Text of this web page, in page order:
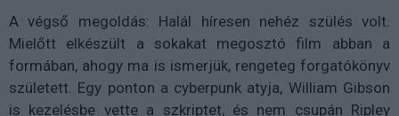
A végső megoldás: Halál híresen nehéz szülés volt.
Mielőtt elkészült a sokakat megosztó film abban a
formában, ahogy ma is ismerjük, rengeteg forgatókönyv
született. Egy ponton a cyberpunk atyja, William Gibson
is kezelésbe vette a szkriptet, és nem csupán Ripley